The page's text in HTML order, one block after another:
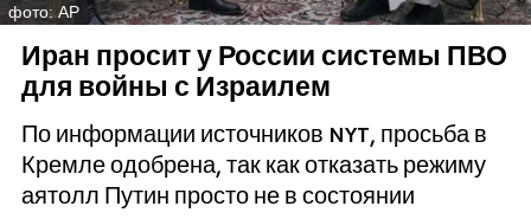
фото: AP
Иран просит у России системы ПВО
для войны с Израилем
По информации источников NYT, просьба в
Кремле одобрена, так как отказать режиму
аятолл Путин просто не в состоянии